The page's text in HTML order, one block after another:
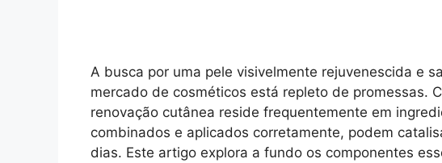
A busca por uma pele visivelmente rejuvenescida e
mercado de cosméticos está repleto de promessas.
renovação cutânea reside frequentemente em
combinados e aplicados corretamente, podem
dias. Este artigo explora a fundo os componentes